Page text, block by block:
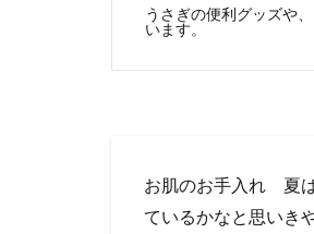
うさぎの便利グッズや
います。
お肌のお手入れ 夏
ているかなと思いきや